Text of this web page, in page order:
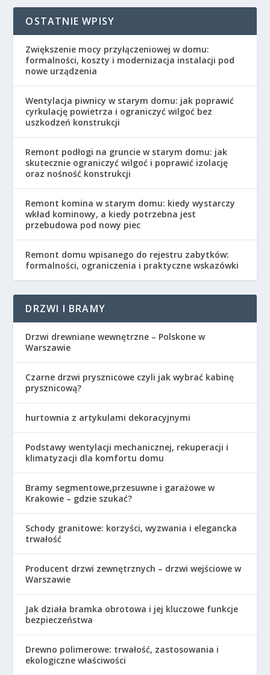
OSTATNIE WPISY
Zwiększenie mocy przyłączeniowej w domu:
formalności, koszty i modernizacja instalacji pod
nowe urządzenia
Wentylacja piwnicy w starym domu: jak poprawić
cyrkulację powietrza i ograniczyć wilgoć bez
uszkodzeń konstrukcji
Remont podłogi na gruncie w starym domu: jak
skutecznie ograniczyć wilgoć i poprawić izolację
oraz nośność konstrukcji
Remont komina w starym domu: kiedy wystarczy
wkład kominowy, a kiedy potrzebna jest
przebudowa pod nowy piec
Remont domu wpisanego do rejestru zabytków:
formalności, ograniczenia i praktyczne wskazówki
DRZWI I BRAMY
Drzwi drewniane wewnętrzne – Polskone w
Warszawie
Czarne drzwi prysznicowe czyli jak wybrać kabinę
prysznicową?
hurtownia z artykulami dekoracyjnymi
Podstawy wentylacji mechanicznej, rekuperacji i
klimatyzacji dla komfortu domu
Bramy segmentowe,przesuwne i garażowe w
Krakowie – gdzie szukać?
Schody granitowe: korzyści, wyzwania i elegancka
trwałość
Producent drzwi zewnętrznych – drzwi wejściowe w
Warszawie
Jak działa bramka obrotowa i jej kluczowe funkcje
bezpieczeństwa
Drewno polimerowe: trwałość, zastosowania i
ekologiczne właściwości